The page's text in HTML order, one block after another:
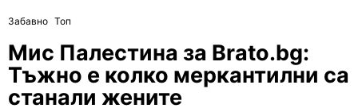
Забавно Топ
Мис Палестина за Brato.bg:
Тъжно е колко меркантилни са
станали жените